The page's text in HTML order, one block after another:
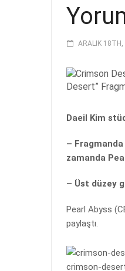
ARALIK 18TH,
Daeil Kim
– Fragmanda
zamanda
– Üst düzey
Pearl Abyss
paylaştı.